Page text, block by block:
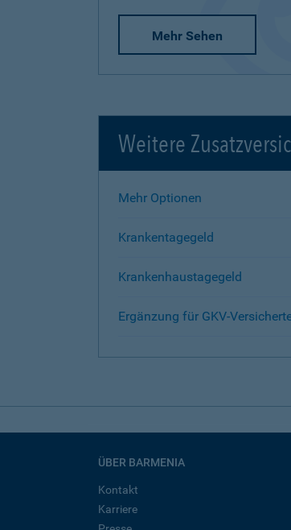
Mehr Sehen
Weitere
Mehr Optionen
Krankentagegeld
Krankenhaustagegeld
Ergänzung für GKV-
ÜBER BARMENIA
Kontakt
Karriere